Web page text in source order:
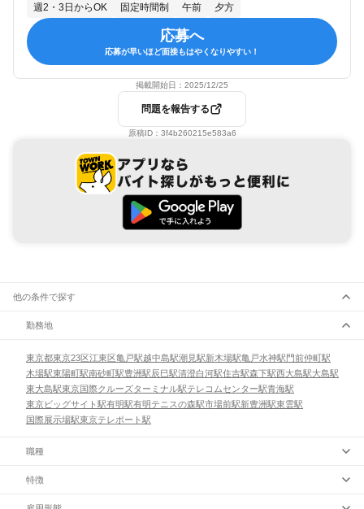
週2・3日からOK 固定時間制 午前 夕方
応募へ
応募が早いほど面接もはやくなりやすい！
掲載開始日： 2025/12/25
問題を報告する
原稿ID： 3f4b260215e583a6
他の条件で探す
勤務地
東京都東京23区江東区亀戸駅越中島駅潮見駅新木場駅亀戸水神駅門前仲町駅
木場駅東陽町駅南砂町駅豊洲駅辰巳駅清澄白河駅住吉駅森下駅西大島駅大島駅
東大島駅東京国際クルーズターミナル駅テレコムセンター駅青海駅
東京ビッグサイト駅有明駅有明テニスの森駅市場前駅新豊洲駅東雲駅
国際展示場駅東京テレポート駅
職種
特徴